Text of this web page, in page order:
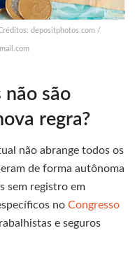
depositphotos.com /
não são
regra?
não abrange todos os
de forma autônoma
sem registro em
no Congresso
e seguros